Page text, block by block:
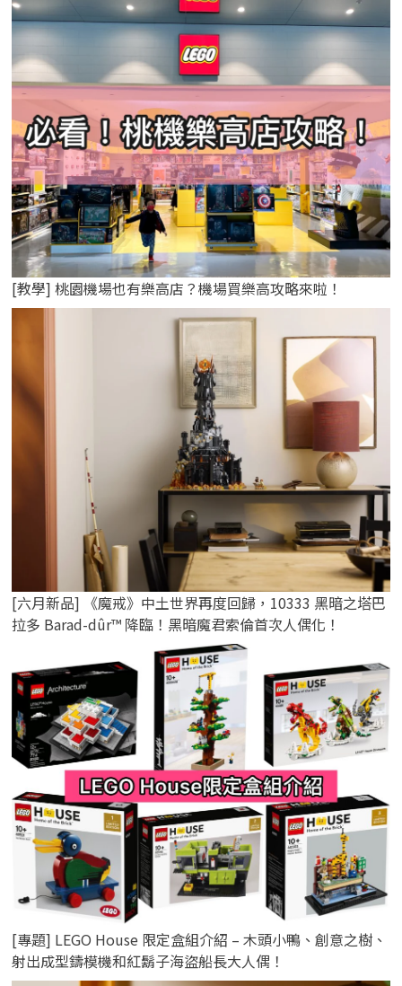
[教學] 桃園機場也有樂高店？機場買樂高攻略來啦！
[六月新品] 《魔戒》中土世界再度回歸，10333 黑暗之塔巴
拉多 Barad-dûr™ 降臨！黑暗魔君索倫首次人偶化！
[專題] LEGO House 限定盒組介紹 – 木頭小鴨、創意之樹、
射出成型鑄模機和紅鬍子海盜船長大人偶！